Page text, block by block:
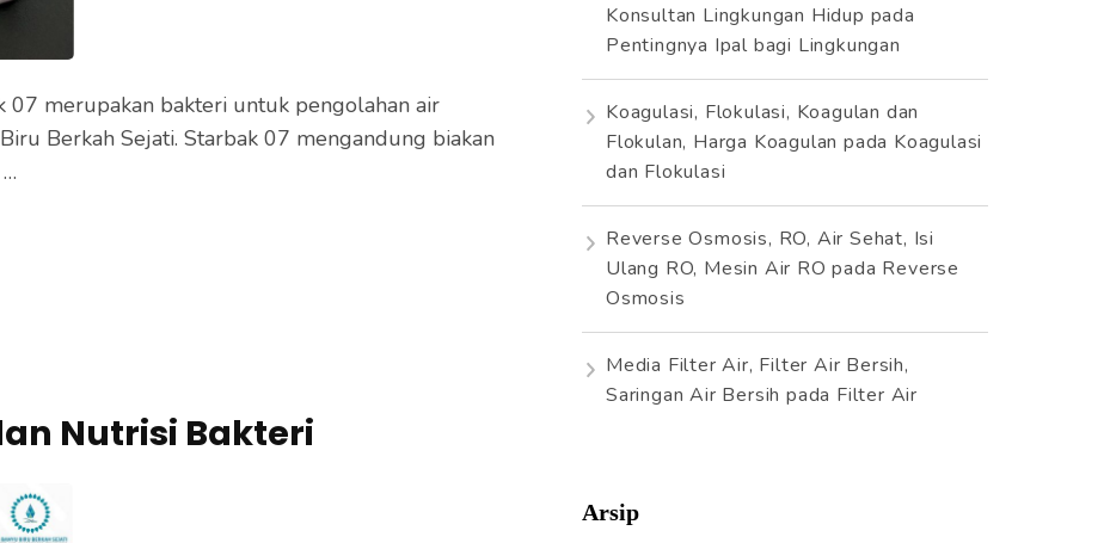
07 merupakan bakteri untuk pengolahan air
Berkah Sejati. Starbak 07 mengandung biakan
Nutrisi Bakteri
Konsultan Lingkungan Hidup pada
Pentingnya Ipal bagi Lingkungan
Koagulasi, Flokulasi, Koagulan dan
Flokulan, Harga Koagulan pada Koagulasi
dan Flokulasi
Reverse Osmosis, RO, Air Sehat, Isi
Ulang RO, Mesin Air RO pada Reverse
Osmosis
Media Filter Air, Filter Air Bersih,
Saringan Air Bersih pada Filter Air
Arsip